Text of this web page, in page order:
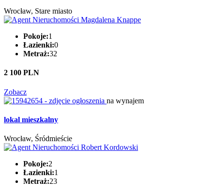
Wrocław, Stare miasto
Pokoje:1
Łazienki:0
Metraż:32
2 100 PLN
Zobacz
na wynajem
lokal mieszkalny
Wrocław, Śródmieście
Pokoje:2
Łazienki:1
Metraż:23